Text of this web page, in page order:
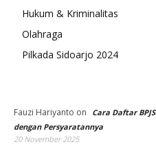
Hukum & Kriminalitas
Olahraga
Pilkada Sidoarjo 2024
Fauzi Hariyanto on
Cara Daftar
dengan Persyaratannya
20 November 2025